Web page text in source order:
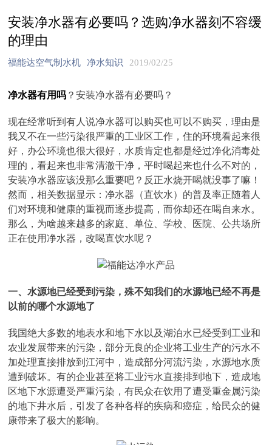
安装净水器有必要吗？选购净水器刻不容缓
的理由
福能达空气制水机 净水知识 2019/02/25
净水器有用吗 ？安装净水器有必要吗？
现在经常听到有人说净水器可以购买也可以不购买，理由是
我又不在一些污染很严重的工业区工作，住的环境看起来很
好，办公环境也很大很好，水质肯定也都是经过净化消毒处
理的，看起来也非常清澈干净，平时喝起来也什么不对的，
安装净水器应该没那么重要吧？反正水烧开喝就没事了嘛！
然而，相关数据显示：净水器（直饮水）的普及率正随着人
们对环境和健康的重视而逐步提高，而你却还在喝自来水。
那么，为啥越来越多的家庭、单位、学校、医院、公共场所
正在使用净水器，改喝直饮水呢？
一、水源地已经受到污染，殊不知我们的水源地已经不再是
以前的哪个水源地了
我国绝大多数的地表水和地下水以及湖泊水已经受到工业和
农业发展带来的污染，部分无良的企业将工业生产的污水不
加处理直接排放到江河中，造成部分河流污染，水源地水质
遭到破坏。有的企业甚至将工业污水直接排到地下，造成地
区地下水源遭受严重污染，有民众在饮用了遭受重金属污染
的地下井水后，引发了各种各样的疾病和癌症，给民众的健
康带来了极大的影响。